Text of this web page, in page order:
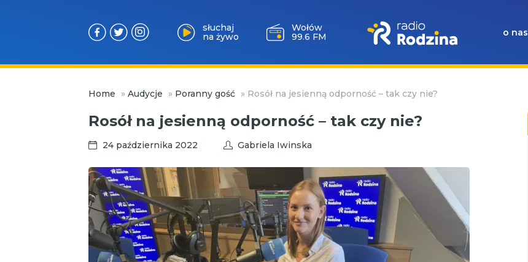
słuchaj
na żywo
Milicz
88.5 FM
o nas
Home » Audycje » Poranny gość » Rosół na jesienną odporność – tak czy nie?
Rosół na jesienną odporność – tak czy nie?
24 października 2022 Gabriela Iwinska